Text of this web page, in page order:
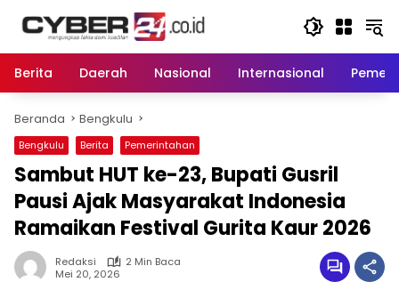
Berita
Daerah Nasional Internasional
Beranda Bengkulu
Bengkulu Berita Pemerintahan
Sambut HUT ke-23, Bupati Gusril
Pausi Ajak Masyarakat Indonesia
Ramaikan Festival Gurita Kaur 2026
Redaksi
2 Min Baca
Mei 20, 2026